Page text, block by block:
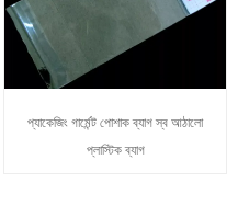
প্যাকেজিং গার্মেন্ট পোশাক ব্যাগ স্ব আঠালো
প্লাস্টিক ব্যাগ